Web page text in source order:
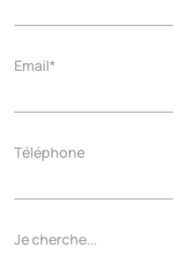
Email*
Téléphone
Je cherche...